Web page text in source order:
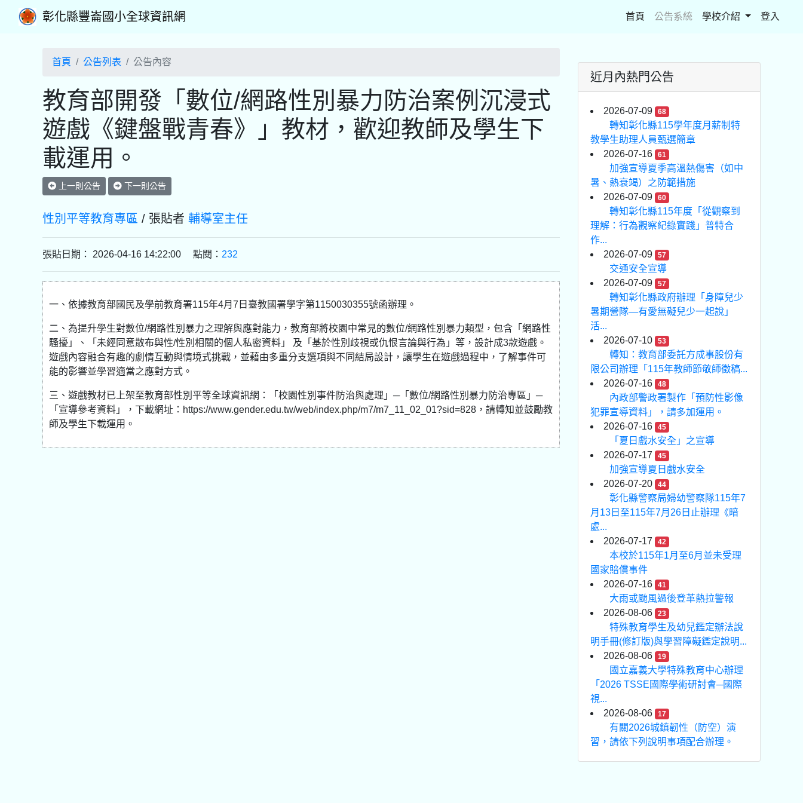
彰化縣豐崙國小全球資訊網 首頁 (current)
公告系統 學校介紹 登入
首頁 公告列表 公告內容
教育部開發「數位/網路性別暴力防治案例沉浸式
遊戲《鍵盤戰青春》」教材，歡迎教師及學生下
載運用。
上一則公告 下一則公告
性別平等教育專區 / 張貼者 輔導室主任
張貼日期： 2026-04-16 14:22:00 點閱： 232
一、依據教育部國民及學前教育署115年4月7日臺教國署學字第1150030355號函辦理。
二、為提升學生對數位/網路性別暴力之理解與應對能力，教育部將校園中常見的數位/網路性別暴力類型，包含「網路性
騷擾」、「未經同意散布與性/性別相關的個人私密資料」 及「基於性別歧視或仇恨言論與行為」等，設計成3款遊戲。
遊戲內容融合有趣的劇情互動與情境式挑戰，並藉由多重分支選項與不同結局設計，讓學生在遊戲過程中，了解事件可
能的影響並學習適當之應對方式。
三、遊戲教材已上架至教育部性別平等全球資訊網：「校園性別事件防治與處理」─「數位/網路性別暴力防治專區」─
「宣導參考資料」，下載網址：https://www.gender.edu.tw/web/index.php/m7/m7_11_02_01?sid=828，請轉知並鼓勵教
師及學生下載運用。
近月內熱門公告
2026-07-09 68
轉知彰化縣115學年度月薪制特
教學生助理人員甄選簡章
2026-07-16
61
加強宣導夏季高溫熱傷害（如中
暑、熱衰竭）之防範措施
2026-07-09
60
轉知彰化縣115年度「從觀察到
理解：行為觀察紀錄實踐」普特合
作...
2026-07-09
57
交通安全宣導
2026-07-09
57
轉知彰化縣政府辦理「身障兒少
暑期營隊—有愛無礙兒少一起說」
活...
2026-07-10
53
轉知：教育部委託方成事股份有
限公司辦理「115年教師節敬師徵稿...
2026-07-16
48
內政部警政署製作「預防性影像
犯罪宣導資料」，請多加運用。
2026-07-16
45
「夏日戲水安全」之宣導
2026-07-17
45
加強宣導夏日戲水安全
2026-07-20
44
彰化縣警察局婦幼警察隊115年7
月13日至115年7月26日止辦理《暗
處...
2026-07-17
42
本校於115年1月至6月並未受理
國家賠償事件
2026-07-16
41
大雨或颱風過後登革熱拉警報
2026-08-06
23
特殊教育學生及幼兒鑑定辦法說
明手冊(修訂版)與學習障礙鑑定說明...
2026-08-06
19
國立嘉義大學特殊教育中心辦理
「2026 TSSE國際學術研討會─國際
視...
2026-08-06
17
有關2026城鎮韌性（防空）演
習，請依下列說明事項配合辦理。